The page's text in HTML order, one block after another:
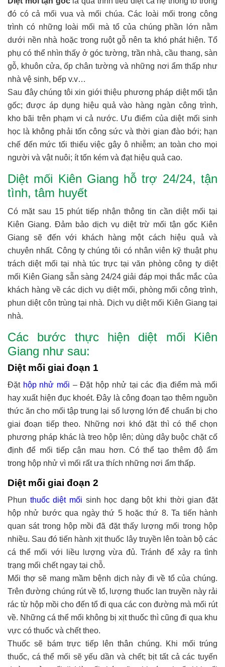
đó có cả mối vua và mối chúa. Các loài mối trong công
trình có những loài mối mà tổ của chúng phần lớn nằm
dưới nền nhà hoặc trong ruột gỗ nên ta khó phát hiện. Tổ
phụ có thể nhìn thấy ở góc tường, trần nhà, cầu thang, sàn
gỗ, khuôn cửa, ốp chân tường và những nơi ẩm thấp như
nhà vệ sinh, bếp v.v…
Sau đây chúng tôi xin giới thiệu phương pháp diệt mối tận
gốc; được áp dụng hiệu quả vào hàng ngàn công trình,
kho bãi trên phạm vi cả nước. Ưu điểm của diệt mối sinh
học là không phải tốn công sức và thời gian đào bới; hạn
chế đến mức tối thiểu việc gây ô nhiễm; an toàn cho mọi
người và vật nuôi; ít tốn kém và đạt hiệu quả cao.
Diệt mối Kiên Giang hỗ trợ 24/24, tận
tình, tâm huyết
Có mặt sau 15 phút tiếp nhận thông tin cần diệt mối tại
Kiên Giang. Đảm bảo dịch vụ diệt trừ mối tận gốc Kiên
Giang sẽ đến với khách hàng một cách hiệu quả và
chuyên nhất. Công ty chúng tôi có nhân viên kỹ thuật phụ
trách diệt mối tại nhà túc trực tại văn phòng công ty diệt
mối Kiên Giang sẵn sàng 24/24 giải đáp mọi thắc mắc của
khách hàng về các dịch vụ diệt mối, phòng mối công trình,
phun diệt côn trùng tại nhà. Dịch vụ diệt mối Kiên Giang tại
nhà.
Các bước thực hiện diệt mối Kiên
Giang như sau:
Diệt mối giai đoạn 1
Đặt hộp nhử mối – Đặt hộp nhử tại các địa điểm mà mối
hay xuất hiện đục khoét. Đây là công đoạn tạo thêm nguồn
thức ăn cho mối tập trung lại số lượng lớn để chuẩn bị cho
giai đoạn tiếp theo. Những nơi khó đặt thì có thể chọn
phương pháp khác là treo hộp lên; dùng dây buộc chặt cố
định để mối tiếp cận mau hơn. Có thể tạo thêm độ ẩm
trong hộp nhử vì mối rất ưa thích những nơi ẩm thấp.
Diệt mối giai đoạn 2
Phun thuốc diệt mối sinh học dạng bột khi thời gian đặt
hộp nhử bước qua ngày thứ 5 hoặc thứ 8. Ta tiến hành
quan sát trong hộp mồi đã đặt thấy lượng mối trong hộp
nhiều. Sau đó tiến hành xịt thuốc lây truyền lên toàn bộ các
cá thể mối với liều lượng vừa đủ. Tránh để xảy ra tình
trạng mối chết ngay tại chỗ.
Mối thợ sẽ mang mầm bệnh dịch này đi về tổ của chúng.
Trên đường chúng rút về tổ, lượng thuốc lan truyền này rải
rác từ hộp mồi cho đến tổ đi qua các con đường mà mối rút
về. Những cá thể mối không bị xịt thuốc thì cũng đi qua khu
vực có thuốc và chết theo.
Thuốc sẽ bám trực tiếp lên thân chúng. Khi mối trúng
thuốc, cá thể mối sẽ yếu dần và chết; bịt tất cả các tuyến